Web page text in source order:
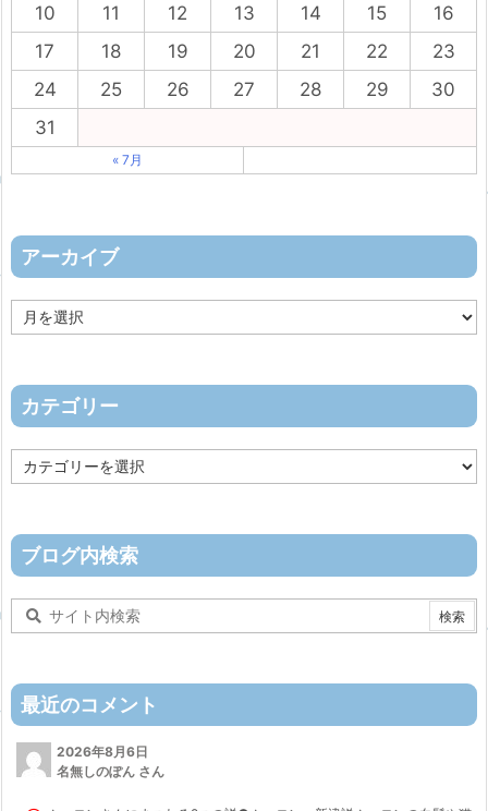
10
11 12 13 14 15
16
17
18 19 20 21 22
23
24
25 26 27 28 29
30
31
« 7月
アーカイブ
ー
ブ
カテゴリー
テ
ー
ブログ内検索
最近のコメント
2026年8月6日
名無しのぽん さん